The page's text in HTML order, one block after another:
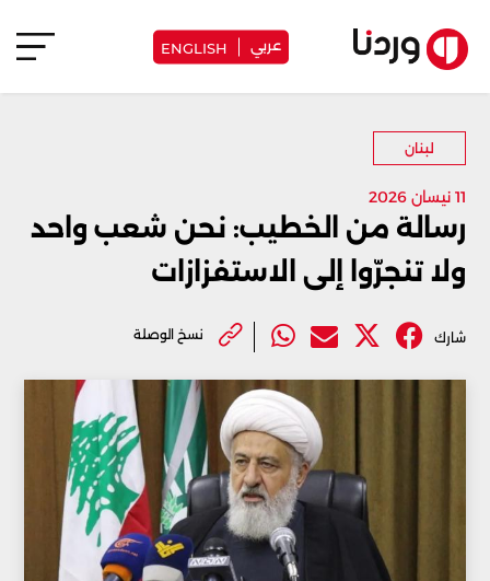
عربي ENGLISH
لبنان
11 نيسان 2026
رسالة من الخطيب: نحن شعب واحد
ولا تنجرّوا إلى الاستفزازات
شارك نسخ الوصلة